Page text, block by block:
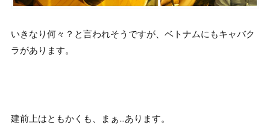
いきなり何々？と言われそうですが、ベトナムにもキャバク
ラがあります。
建前上はともかくも、まぁ…あります。